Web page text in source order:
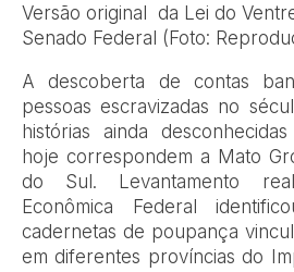
Versão original da Lei do
Senado Federal (Foto:
A descoberta de contas
pessoas escravizadas no
histórias ainda
hoje correspondem a Mato
do Sul. Levantamento
Econômica Federal
cadernetas de poupança
em diferentes províncias do